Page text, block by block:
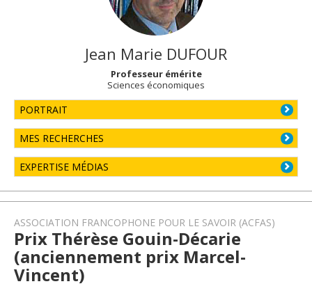
Jean Marie DUFOUR
Professeur émérite
Sciences économiques
PORTRAIT
MES RECHERCHES
EXPERTISE MÉDIAS
ASSOCIATION FRANCOPHONE POUR LE SAVOIR (ACFAS)
Prix Thérèse Gouin-Décarie
(anciennement prix Marcel-
Vincent)